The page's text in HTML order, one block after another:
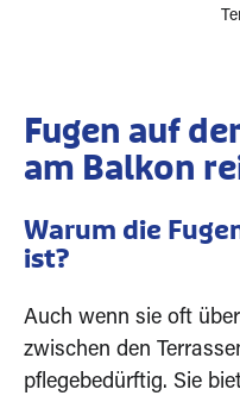
Fugen auf
am Balkon
Warum die
ist?
Auch wenn sie oft
zwischen den
pflegebedürftig. Sie